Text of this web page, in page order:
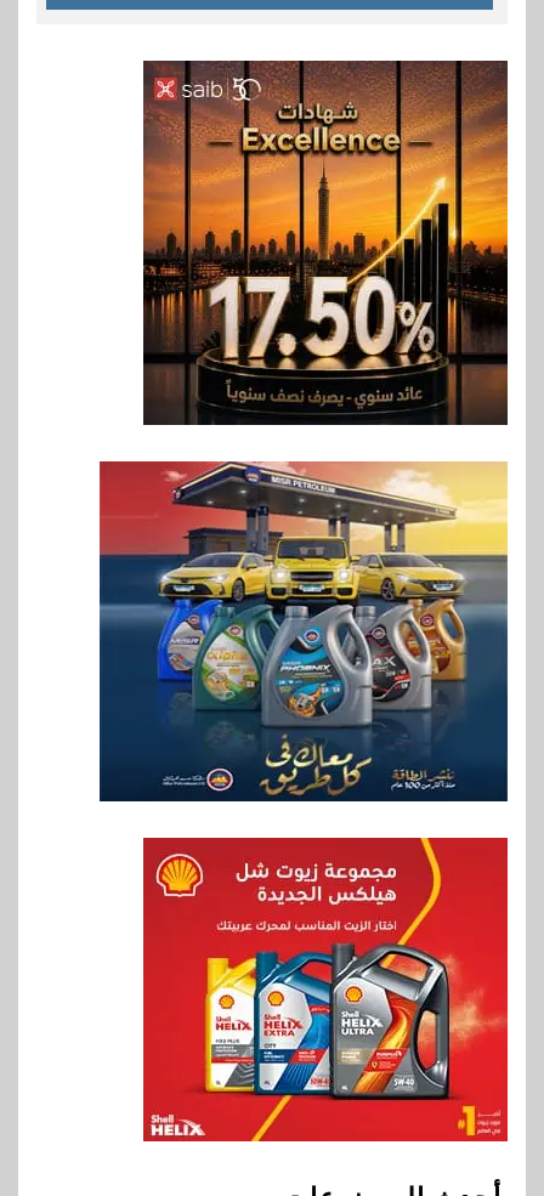
6
اقتصاد
رئيس مجلس القضاء الأعلى يوقّع
بروتوكول تعاون مع البريد لتقديم
خدمة الإعلان الإلكتروني المسجل
7 اخبار
RAKICT تعلن عن شراكة
استراتيجية مع MCS لإطلاق
محفظة التدريب الرسمية
لكاسبرسكي
8
بنك الإسكندرية يطلق الحساب
الجاري “ابدأ” اليومي
اخبار سيارات
شبكة لشحن المركبات الكهربائية
في مصر
10
بنوك